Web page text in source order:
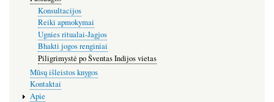
Konsultacijos
Reiki apmokymai
Ugnies ritualai-Jagjos
Bhakti jogos renginiai
Piligrimystė po Šventas Indijos vietas
Mūsų išleistos knygos
Kontaktai
Apie